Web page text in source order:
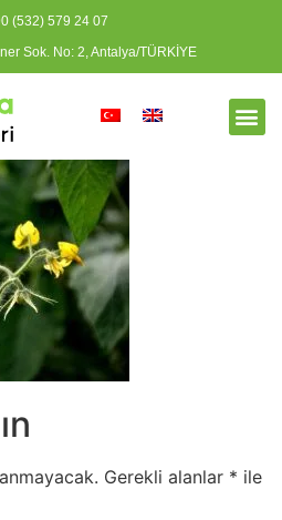
(532) 579 24 07
Sok. No: 2, Antalya/TÜRKİYE
Gerekli alanlar * ile